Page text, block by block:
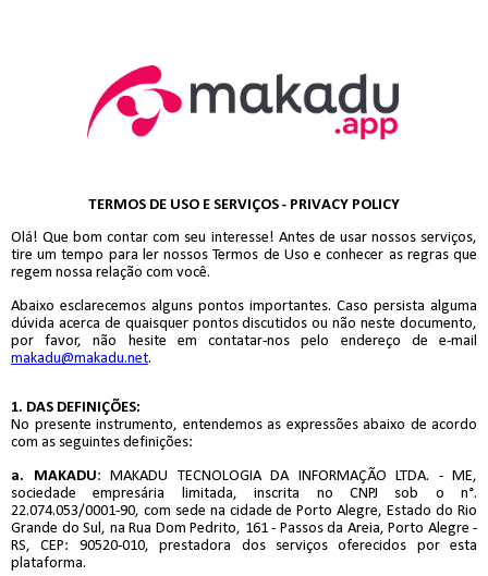
TERMOS DE USO E SERVIÇOS - PRIVACY POLICY
Olá! Que bom contar com seu interesse! Antes de usar nossos serviços,
tire um tempo para ler nossos Termos de Uso e conhecer as regras que
regem nossa relação com você.
Abaixo esclarecemos alguns pontos importantes. Caso persista alguma
dúvida acerca de quaisquer pontos discutidos ou não neste documento,
por favor, não hesite em contatar-nos pelo endereço de e-mail
makadu@makadu.net.
1. DAS DEFINIÇÕES:
No presente instrumento, entendemos as expressões abaixo de acordo
com as seguintes definições:
a. MAKADU: MAKADU TECNOLOGIA DA INFORMAÇÃO LTDA. - ME,
sociedade empresária limitada, inscrita no CNPJ sob o n°.
22.074.053/0001-90, com sede na cidade de Porto Alegre, Estado do Rio
Grande do Sul, na Rua Dom Pedrito, 161 - Passos da Areia, Porto Alegre -
RS, CEP: 90520-010, prestadora dos serviços oferecidos por esta
plataforma.